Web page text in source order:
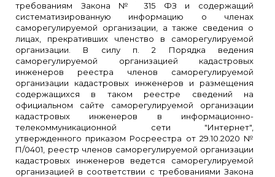
требованиям Закона № 315 ФЗ и содержащий
систематизированную информацию о членах
саморегулируемой организации, а также сведения о
лицах, прекративших членство в саморегулируемой
организации. В силу п. 2 Порядка ведения
саморегулируемой организацией кадастровых
инженеров реестра членов саморегулируемой
организации кадастровых инженеров и размещения
содержащихся в таком реестре сведений на
официальном сайте саморегулируемой организации
кадастровых инженеров в информационно-
телекоммуникационной сети "Интернет",
утвержденного приказом Росреестра от 29.10.2020 №
П/0401, реестр членов саморегулируемой организации
кадастровых инженеров ведется саморегулируемой
организацией в соответствии с требованиями Закона